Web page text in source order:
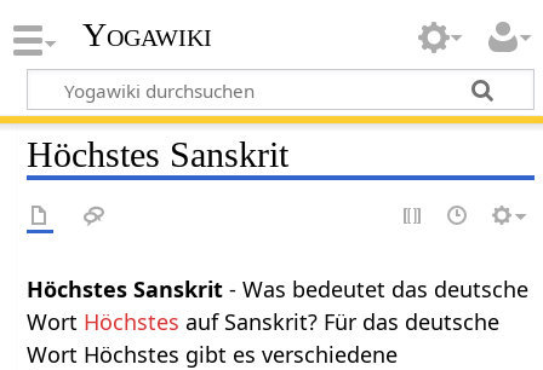
Yogawiki
Höchstes Sanskrit
Höchstes Sanskrit - Was bedeutet das deutsche
Wort Höchstes auf Sanskrit? Für das deutsche
Wort Höchstes gibt es verschiedene